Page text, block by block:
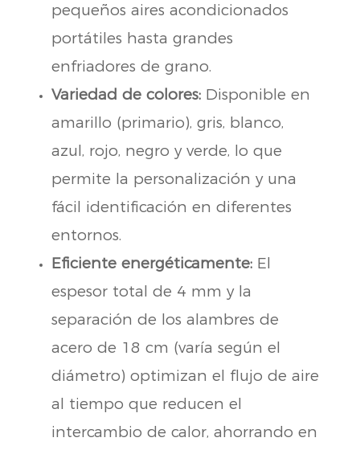
pequeños aires acondicionados
portátiles hasta grandes
enfriadores de grano.
Variedad de colores:Disponible en
amarillo (primario), gris, blanco,
azul, rojo, negro y verde, lo que
permite la personalización y una
fácil identificación en diferentes
entornos.
Eficiente energéticamente:El
espesor total de 4 mm y la
separación de los alambres de
acero de 18 cm (varía según el
diámetro) optimizan el flujo de aire
al tiempo que reducen el
intercambio de calor, ahorrando en